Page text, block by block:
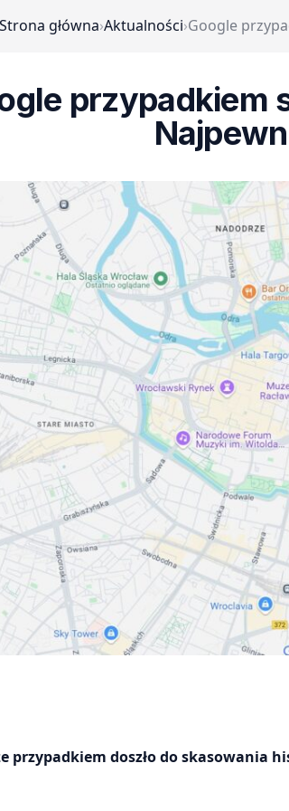
Strona główna›Aktualności›Google
przypadkiem
przypadkiem doszło do skasowania